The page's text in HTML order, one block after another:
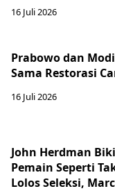
16 Juli 2026
Prabowo dan
Sama Restorasi
16 Juli 2026
John Herdman
Pemain Seperti
Lolos Seleksi,